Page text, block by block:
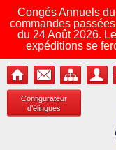
Congés Annuels
commandes
du 24 Août 2026.
expéditions se
Configurateur
d'élingues